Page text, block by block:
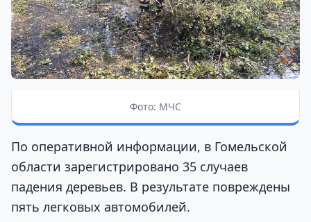
Фото: МЧС
По оперативной информации, в Гомельской
области зарегистрировано 35 случаев
падения деревьев. В результате повреждены
пять легковых автомобилей.